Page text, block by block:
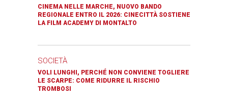
CINEMA NELLE MARCHE, NUOVO BANDO
REGIONALE ENTRO IL 2026: CINECITTÀ SOSTIENE
LA FILM ACADEMY DI MONTALTO
SOCIETÀ
VOLI LUNGHI, PERCHÉ NON CONVIENE TOGLIERE
LE SCARPE: COME RIDURRE IL RISCHIO
TROMBOSI